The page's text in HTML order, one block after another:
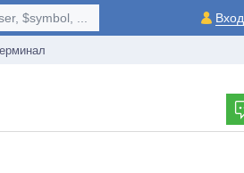
$symbol, ... Вход